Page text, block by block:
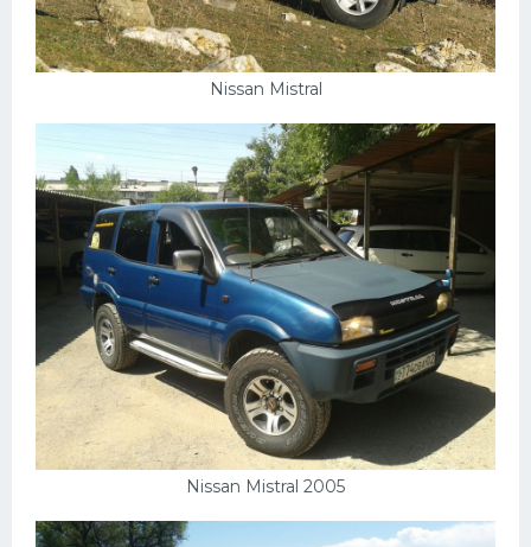
Nissan Mistral
Nissan Mistral 2005